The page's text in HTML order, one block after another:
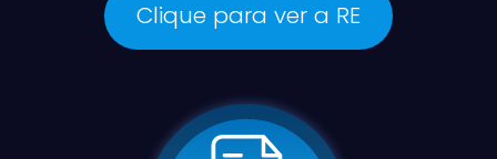
Clique para ver a RE